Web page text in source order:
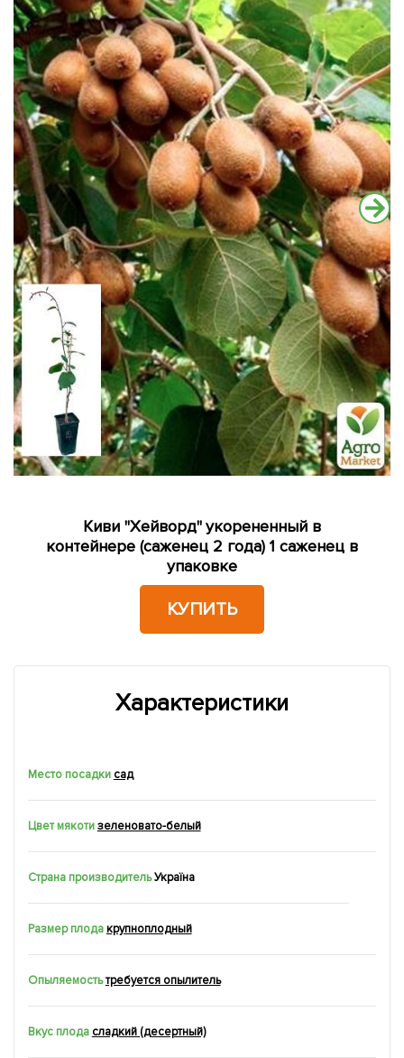
Киви "Хейворд" укорененный в
контейнере (саженец 2 года) 1 саженец в
упаковке
КУПИТЬ
Характеристики
Место посадки сад
Цвет мякотизеленовато-белый
Страна производитель Україна
Размер плодакрупноплодный
Опыляемостьтребуется опылитель
Вкус плода сладкий (десертный)